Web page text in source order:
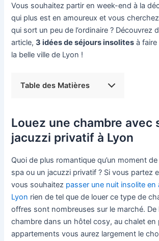
Vous souhaitez partir en week-end à la
qui plus est en amoureux et vous
qui sort un peu de l’ordinaire ? Découvrez
article,3 idées de séjours insolites à faire
la belle ville de Lyon !
Table des Matières
Louez une chambre avec
jacuzzi privatif à Lyon
Quoi de plus romantique qu’un moment
spa ou un jacuzzi privatif ? Si vous partez
vous souhaitez passer une nuit insolite en
Lyon rien de tel que de louer ce type de
offres sont nombreuses sur le marché. De
chambre dans un hôtel cosy, au chalet en
appartements vous aurez largement le